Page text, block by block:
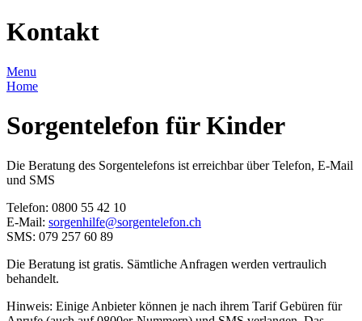
Kontakt
Menu
Home
Sorgentelefon für Kinder
Die Beratung des Sorgentelefons ist erreichbar über Telefon, E-Mail
und SMS
Telefon: 0800 55 42 10
E-Mail: sorgenhilfe​@​sorgentelefon.ch
SMS: 079 257 60 89
Die Beratung ist gratis. Sämtliche Anfragen werden vertraulich
behandelt.
Hinweis: Einige Anbieter können je nach ihrem Tarif Gebüren für